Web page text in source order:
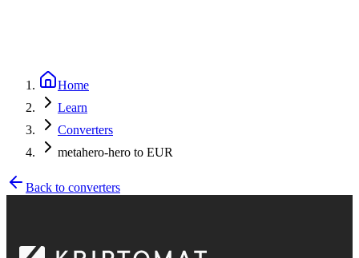
Home
Learn
Converters
metahero-hero to EUR
Back to converters